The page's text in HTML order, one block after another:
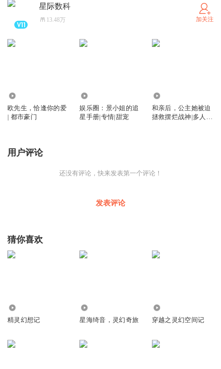
星际数科
13.48万 加关注
欧先生，恰逢你的爱
| 都市豪门
娱乐圈：景小姐的追
星手册|专情|甜宠
和亲后，公主她被迫
拯救摆烂战神|多人精
用户评论
还没有评论，快来发表第一个评论！
发表评论
猜你喜欢
精灵幻想记 星海绮音，灵幻奇旅 穿越之灵幻空间记